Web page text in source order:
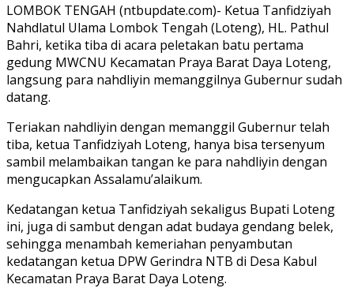
LOMBOK TENGAH (ntbupdate.com)- Ketua Tanfidziyah
Nahdlatul Ulama Lombok Tengah (Loteng), HL. Pathul
Bahri, ketika tiba di acara peletakan batu pertama
gedung MWCNU Kecamatan Praya Barat Daya Loteng,
langsung para nahdliyin memanggilnya Gubernur sudah
datang.
Teriakan nahdliyin dengan memanggil Gubernur telah
tiba, ketua Tanfidziyah Loteng, hanya bisa tersenyum
sambil melambaikan tangan ke para nahdliyin dengan
mengucapkan Assalamu’alaikum.
Kedatangan ketua Tanfidziyah sekaligus Bupati Loteng
ini, juga di sambut dengan adat budaya gendang belek,
sehingga menambah kemeriahan penyambutan
kedatangan ketua DPW Gerindra NTB di Desa Kabul
Kecamatan Praya Barat Daya Loteng.